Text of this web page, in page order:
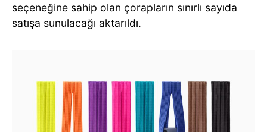
seçeneğine sahip olan çorapların sınırlı sayıda
satışa sunulacağı aktarıldı.